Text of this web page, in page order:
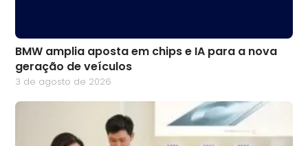
BMW amplia aposta em chips e IA para a nova
geração de veículos
3 de agosto de 2026